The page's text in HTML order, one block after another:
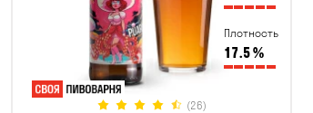
Плотность
17.5%
(26)